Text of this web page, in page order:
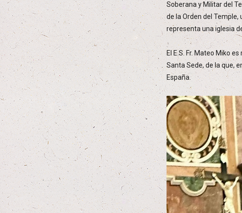
Soberana y Militar del
de la Orden del
representa una iglesia
El E.S. Fr. Mateo Miko
Santa Sede, de la que,
España.